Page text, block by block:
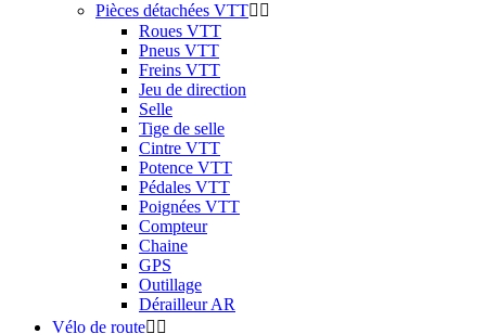
Pièces détachées VTT 
Roues VTT
Pneus VTT
Freins VTT
Jeu de direction
Selle
Tige de selle
Cintre VTT
Potence VTT
Pédales VTT
Poignées VTT
Compteur
Chaine
GPS
Outillage
Dérailleur AR
Vélo de route 